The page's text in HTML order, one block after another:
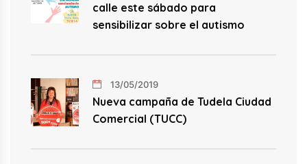
calle este sábado para
sensibilizar sobre el autismo
13/05/2019
Nueva campaña de Tudela Ciudad
Comercial (TUCC)